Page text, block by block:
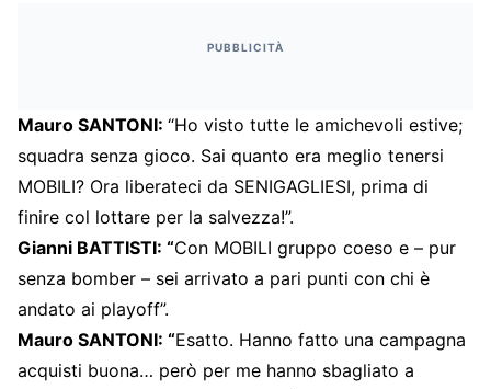
PUBBLICITÀ
Mauro SANTONI: “Ho visto tutte le amichevoli estive;
squadra senza gioco. Sai quanto era meglio tenersi
MOBILI? Ora liberateci da SENIGAGLIESI, prima di
finire col lottare per la salvezza!”.
Gianni BATTISTI: “Con MOBILI gruppo coeso e – pur
senza bomber – sei arrivato a pari punti con chi è
andato ai playoff”.
Mauro SANTONI: “Esatto. Hanno fatto una campagna
acquisti buona… però per me hanno sbagliato a